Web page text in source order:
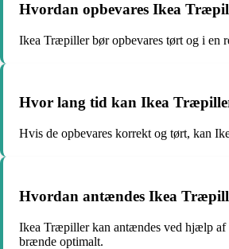
Hvordan opbevares Ikea
Ikea Træpiller bør opbevares tørt og i en
Hvor lang tid kan Ikea
Hvis de opbevares korrekt og tørt, kan
Hvordan antændes Ikea
Ikea Træpiller kan antændes ved hjælp af
brænde optimalt.